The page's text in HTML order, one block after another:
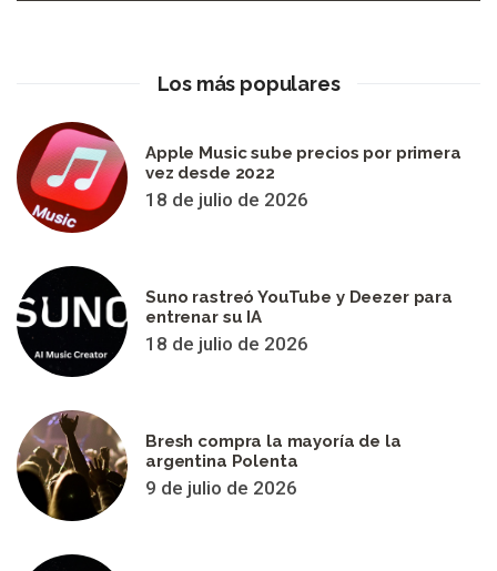
Los más populares
Apple Music sube precios por primera
vez desde 2022
18 de julio de 2026
Suno rastreó YouTube y Deezer para
entrenar su IA
18 de julio de 2026
Bresh compra la mayoría de la
argentina Polenta
9 de julio de 2026